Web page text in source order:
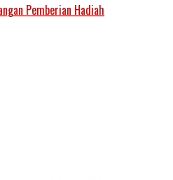
Pemberian Hadiah